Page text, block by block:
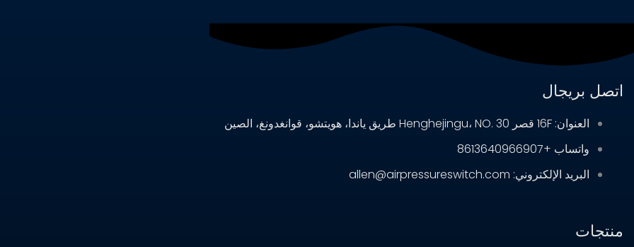
اتصل بريجال
العنوان: 16F قصر Henghejingu، NO. 30 طريق ياندا، هويتشو، قوانغدونغ، الصين
واتساب +8613640966907
البريد الإلكتروني: allen@airpressureswitch.com
منتجات